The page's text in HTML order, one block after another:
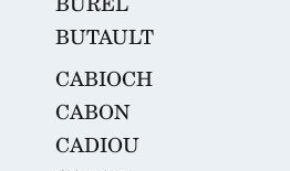
BUTAULT
CABIOCH
CABON
CADIOU